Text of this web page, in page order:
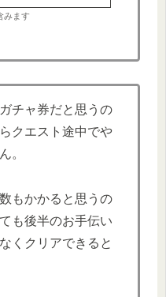
みます
チャ券だと思うの
クエスト途中でや
。
もかかると思うの
も後半のお手伝い
くクリアできると